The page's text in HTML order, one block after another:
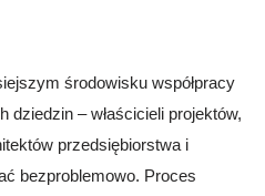
środowisku współpracy
dziedzin – właścicieli projektów,
przedsiębiorstwa i
bezproblemowo. Proces